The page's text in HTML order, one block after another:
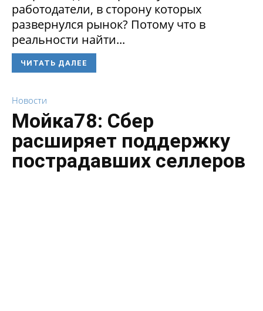
работодатели, в сторону которых
развернулся рынок? Потому что в
реальности найти...
ЧИТАТЬ ДАЛЕЕ
Новости
Мойка78: Сбер
расширяет поддержку
пострадавших селлеров